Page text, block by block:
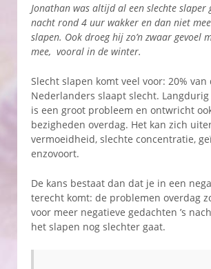
Jonathan was altijd al een slechte slaper
nacht rond 4 uur wakker en dan niet
slapen. Ook droeg hij zo’n zwaar gevoel
mee, vooral in de winter.
Slecht slapen komt veel voor: 20% van
Nederlanders slaapt slecht.
is een groot probleem en ontwricht
bezigheden overdag. Het kan zich
vermoeidheid, slechte concentratie,
enzovoort.
De kans bestaat dan dat je in een
terecht komt: de problemen overdag
voor meer negatieve gedachten ’s
het slapen nog slechter gaat.